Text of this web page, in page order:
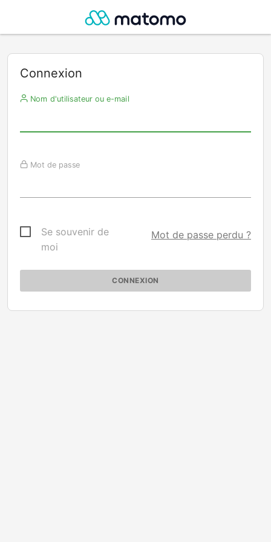
Connexion
Nom d'utilisateur ou e-mail
Mot de passe
Se souvenir de
moi
Mot de passe perdu ?